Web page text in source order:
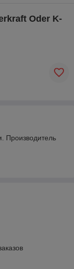
Oder K-
Производитель